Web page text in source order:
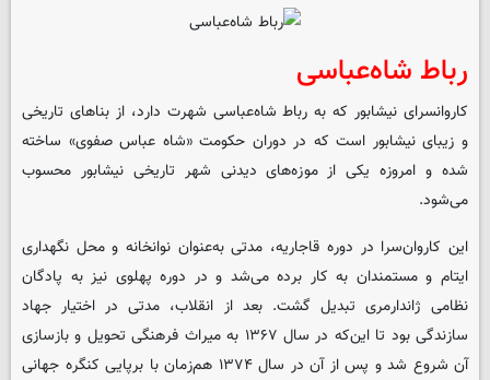
رباط شاه‌عباسی
کاروانسرای نیشابور که به رباط شاه‌عباسی شهرت دارد، از بناهای تاریخی
و زیبای نیشابور است که در دوران حکومت «شاه عباس صفوی» ساخته
شده و امروزه یکی از موزه‌های دیدنی شهر تاریخی نیشابور محسوب
می‌شود.
این کاروان‌سرا در دوره قاجاریه، مدتی به‌عنوان نوانخانه و محل نگهداری
ایتام و مستمندان به کار برده می‌شد و در دوره پهلوی نیز به پادگان
نظامی ژاندارمری تبدیل گشت. بعد از انقلاب، مدتی در اختیار جهاد
سازندگی بود تا این‌که در سال ۱۳۶۷ به میراث فرهنگی تحویل و بازسازی
آن شروع شد و پس از آن در سال ۱۳۷۴ هم‌زمان با برپایی کنگره جهانی